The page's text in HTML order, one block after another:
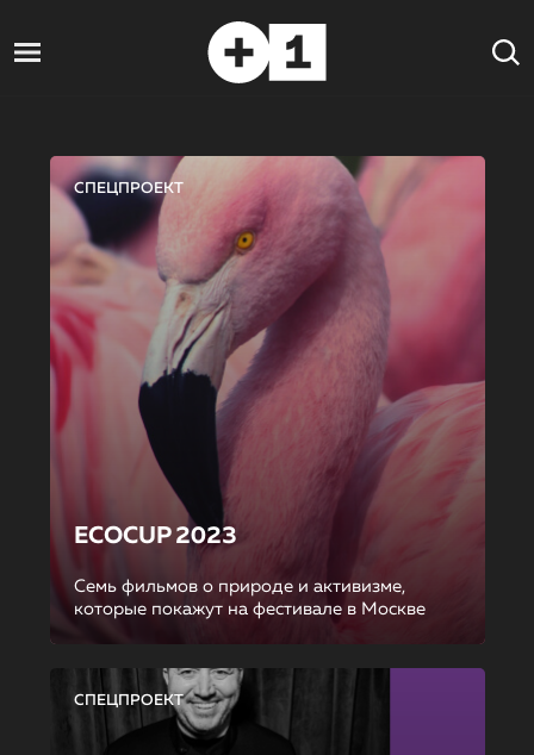
СПЕЦПРОЕКТ
ECOCUP 2023
Семь фильмов о природе и активизме,
которые покажут на фестивале в Москве
СПЕЦПРОЕКТ